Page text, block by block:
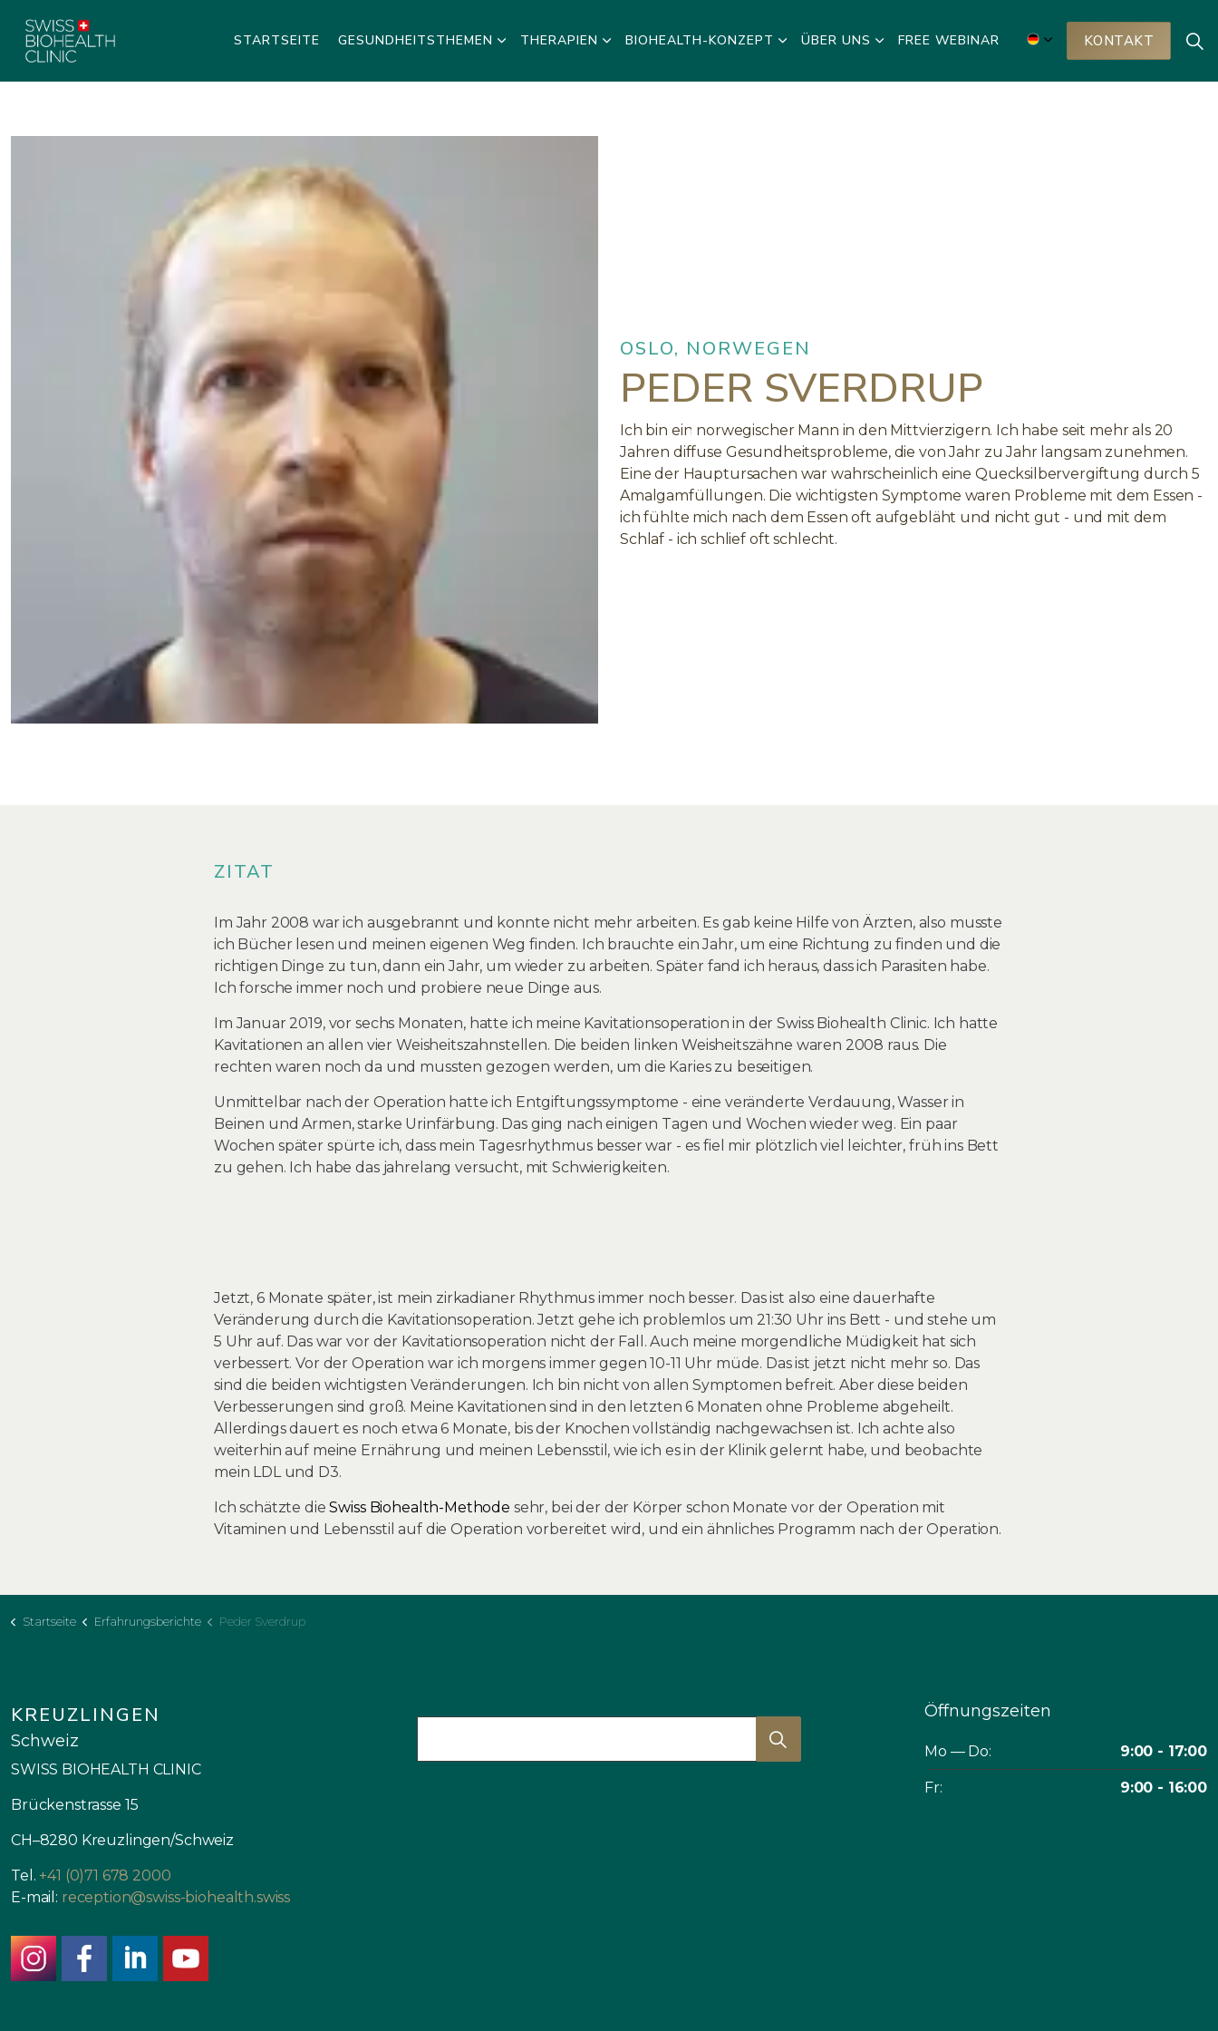
STARTSEITE GESUNDHEITSTHEMEN THERAPIEN BIOHEALTH-KONZEPT ÜBER UNS FREE WEBINAR KONTAKT
OSLO, NORWEGEN
PEDER SVERDRUP
Ich bin ein norwegischer Mann in den Mittvierzigern. Ich habe seit mehr als 20
Jahren diffuse Gesundheitsprobleme, die von Jahr zu Jahr langsam zunehmen.
Eine der Hauptursachen war wahrscheinlich eine Quecksilbervergiftung durch 5
Amalgamfüllungen. Die wichtigsten Symptome waren Probleme mit dem Essen -
ich fühlte mich nach dem Essen oft aufgebläht und nicht gut - und mit dem
Schlaf - ich schlief oft schlecht.
ZITAT
Im Jahr 2008 war ich ausgebrannt und konnte nicht mehr arbeiten. Es gab keine Hilfe von Ärzten, also musste
ich Bücher lesen und meinen eigenen Weg finden. Ich brauchte ein Jahr, um eine Richtung zu finden und die
richtigen Dinge zu tun, dann ein Jahr, um wieder zu arbeiten. Später fand ich heraus, dass ich Parasiten habe.
Ich forsche immer noch und probiere neue Dinge aus.
Im Januar 2019, vor sechs Monaten, hatte ich meine Kavitationsoperation in der Swiss Biohealth Clinic. Ich hatte
Kavitationen an allen vier Weisheitszahnstellen. Die beiden linken Weisheitszähne waren 2008 raus. Die
rechten waren noch da und mussten gezogen werden, um die Karies zu beseitigen.
Unmittelbar nach der Operation hatte ich Entgiftungssymptome - eine veränderte Verdauung, Wasser in
Beinen und Armen, starke Urinfärbung. Das ging nach einigen Tagen und Wochen wieder weg. Ein paar
Wochen später spürte ich, dass mein Tagesrhythmus besser war - es fiel mir plötzlich viel leichter, früh ins Bett
zu gehen. Ich habe das jahrelang versucht, mit Schwierigkeiten.
Jetzt, 6 Monate später, ist mein zirkadianer Rhythmus immer noch besser. Das ist also eine dauerhafte
Veränderung durch die Kavitationsoperation. Jetzt gehe ich problemlos um 21:30 Uhr ins Bett - und stehe um
5 Uhr auf. Das war vor der Kavitationsoperation nicht der Fall. Auch meine morgendliche Müdigkeit hat sich
verbessert. Vor der Operation war ich morgens immer gegen 10-11 Uhr müde. Das ist jetzt nicht mehr so. Das
sind die beiden wichtigsten Veränderungen. Ich bin nicht von allen Symptomen befreit. Aber diese beiden
Verbesserungen sind groß. Meine Kavitationen sind in den letzten 6 Monaten ohne Probleme abgeheilt.
Allerdings dauert es noch etwa 6 Monate, bis der Knochen vollständig nachgewachsen ist. Ich achte also
weiterhin auf meine Ernährung und meinen Lebensstil, wie ich es in der Klinik gelernt habe, und beobachte
mein LDL und D3.
Ich schätzte dieSwiss Biohealth-Methode sehr, bei der der Körper schon Monate vor der Operation mit
Vitaminen und Lebensstil auf die Operation vorbereitet wird, und ein ähnliches Programm nach der Operation.
Startseite Erfahrungsberichte Peder Sverdrup
KREUZLINGEN
Schweiz
SWISS BIOHEALTH CLINIC
Brückenstrasse 15
CH–8280 Kreuzlingen/Schweiz
Tel. +41 (0)71 678 2000
E-mail: reception@swiss-biohealth.swiss
Öffnungszeiten
Mo — Do: 9:00 - 17:00
Fr: 9:00 - 16:00